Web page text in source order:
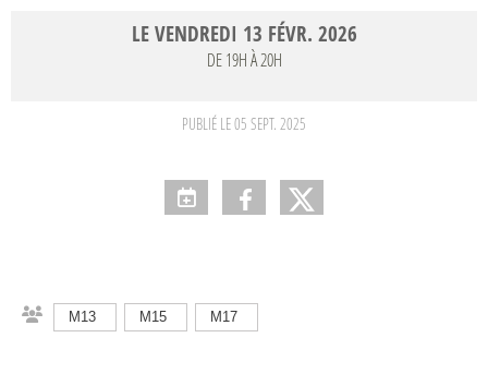
LEVENDREDI 13 FÉVR. 2026
DE 19H À 20H
PUBLIÉ LE05 SEPT. 2025
M13 M15 M17